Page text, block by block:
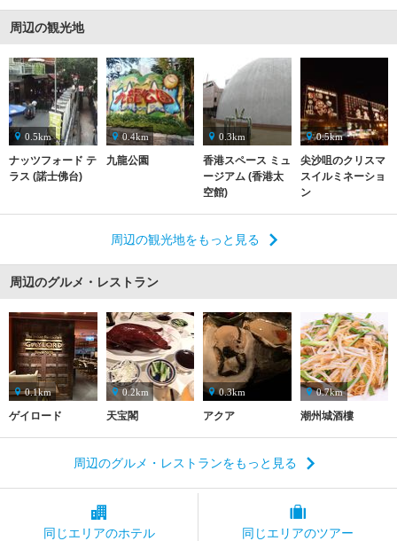
周辺の観光地
0.5km
ナッツフォード テ
ラス (諾士佛台)
0.4km
九龍公園
0.3km
香港スペース ミュ
ージアム (香港太
空館)
0.5km
尖沙咀のクリスマ
スイルミネーショ
ン
周辺の観光地をもっと見る
周辺のグルメ・レストラン
0.1km
ゲイロード
0.2km
天宝閣
0.3km
アクア
0.7km
潮州城酒樓
周辺のグルメ・レストランをもっと見る
同じエリアのホテル 同じエリアのツアー